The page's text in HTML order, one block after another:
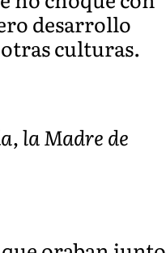
desarrollo
culturas.
la Madre de